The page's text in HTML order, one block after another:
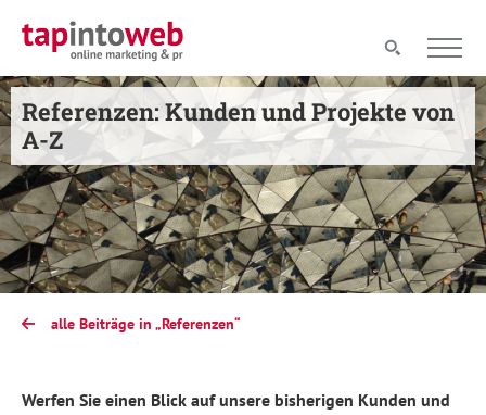
Referenzen: Kunden und Projekte von
A-Z
alle Beiträge in „Referenzen“
Werfen Sie einen Blick auf unsere bisherigen Kunden und